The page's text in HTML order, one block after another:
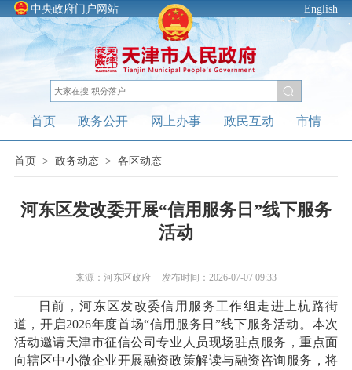
中央政府门户网站 English
首页 政务公开 网上办事 政民互动 市情
首页> 政务动态> 各区动态
河东区发改委开展“信用服务日”线下服务
活动
来源：河东区政府 发布时间：2026-07-07 09:33
日前，河东区发改委信用服务工作组走进上杭路街
道，开启2026年度首场“信用服务日”线下服务活动。本次
活动邀请天津市征信公司专业人员现场驻点服务，重点面
向辖区中小微企业开展融资政策解读与融资咨询服务，将